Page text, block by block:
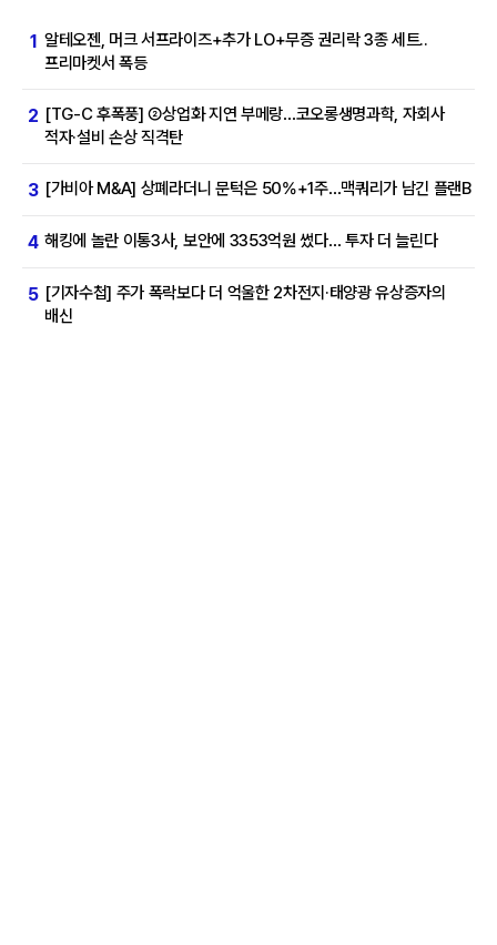
1 알테오젠, 머크 서프라이즈+추가 LO+무증 권리락 3종 세트..
프리마켓서 폭등
2 [TG-C 후폭풍] ②상업화 지연 부메랑…코오롱생명과학, 자회사
적자·설비 손상 직격탄
3 [가비아 M&A] 상폐라더니 문턱은 50%+1주…맥쿼리가 남긴 플랜B
4 해킹에 놀란 이통3사, 보안에 3353억원 썼다… 투자 더 늘린다
5 [기자수첩] 주가 폭락보다 더 억울한 2차전지·태양광 유상증자의
배신